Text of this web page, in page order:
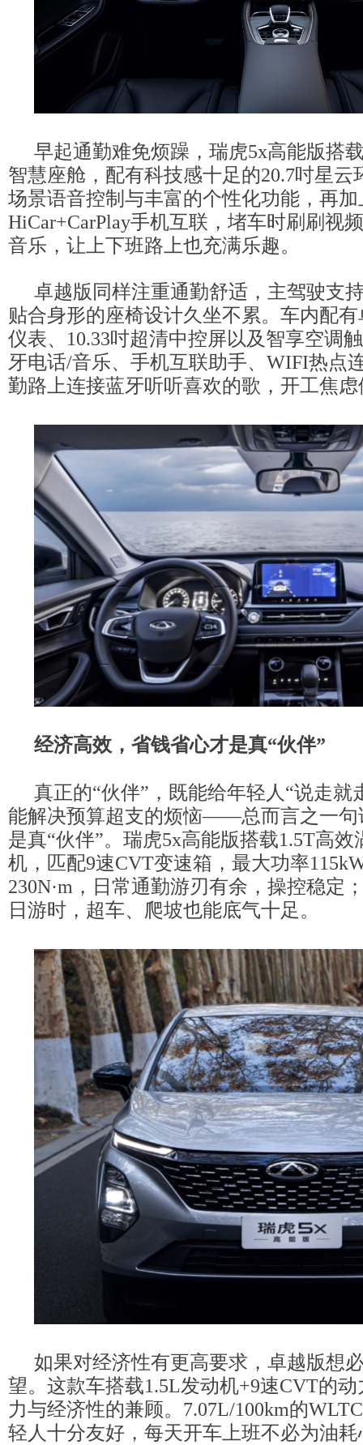
早起通勤难免烦躁，瑞虎5x高能版搭
智慧座舱，配有科技感十足的20.7吋星云
场景语音控制与丰富的个性化功能，再
HiCar+CarPlay手机互联，堵车时刷刷视
音乐，让上下班路上也充满乐趣。
卓越版同样注重通勤舒适，主驾驶支
贴合身形的座椅设计久坐不累。车内配
仪表、10.33吋超清中控屏以及智享空调
牙电话/音乐、手机互联助手、WIFI热点
勤路上连接蓝牙听听喜欢的歌，开工焦
经济高效，省钱省心才是真“伙伴”
真正的“伙伴”，既能给年轻人“说走就
能解决预算超支的烦恼——总而言之一句
是真“伙伴”。瑞虎5x高能版搭载1.5T高效
机，匹配9速CVT变速箱，最大功率
230N·m，日常通勤游刃有余，操控稳定
日游时，超车、爬坡也能底气十足。
如果对经济性有更高要求，卓越版想
望。这款车搭载1.5L发动机+9速CVT的
力与经济性的兼顾。7.07L/100km的
轻人十分友好，每天开车上班不必为油